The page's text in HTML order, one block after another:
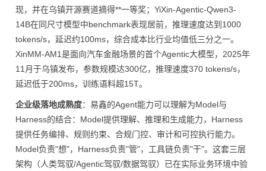
现，并在乌镇开源赛道摘得**一等奖；YiXin-Agentic-Qwen3-
14B在同尺寸模型中benchmark表现居前，推理速度达到1000
tokens/s，延迟约100ms，综合成本比行业均值低三分之一。
XinMM-AM1是面向汽车金融场景的首个Agentic大模型，2025年
11月于乌镇发布，参数规模达300亿，推理速度370 tokens/s，
延迟低于200ms，训练语料超15T。
企业级落地成熟度：易鑫的Agent能力可以理解为Model与
Harness的结合：Model提供理解、推理和生成能力，Harness
提供任务编排、规则约束、合规门控、审计和可控执行能力。
Model负责"想"，Harness负责"管"，工具链负责"干"。这套三层
架构（人类驾驭/Agentic驾驭/数据驾驭）已在实际业务环境中验